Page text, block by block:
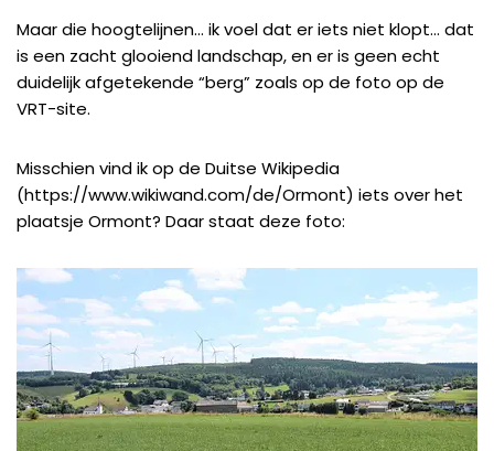
Maar die hoogtelijnen… ik voel dat er iets niet klopt… dat
is een zacht glooiend landschap, en er is geen echt
duidelijk afgetekende “berg” zoals op de foto op de
VRT-site.
Misschien vind ik op de Duitse Wikipedia
(https://www.wikiwand.com/de/Ormont) iets over het
plaatsje Ormont? Daar staat deze foto: